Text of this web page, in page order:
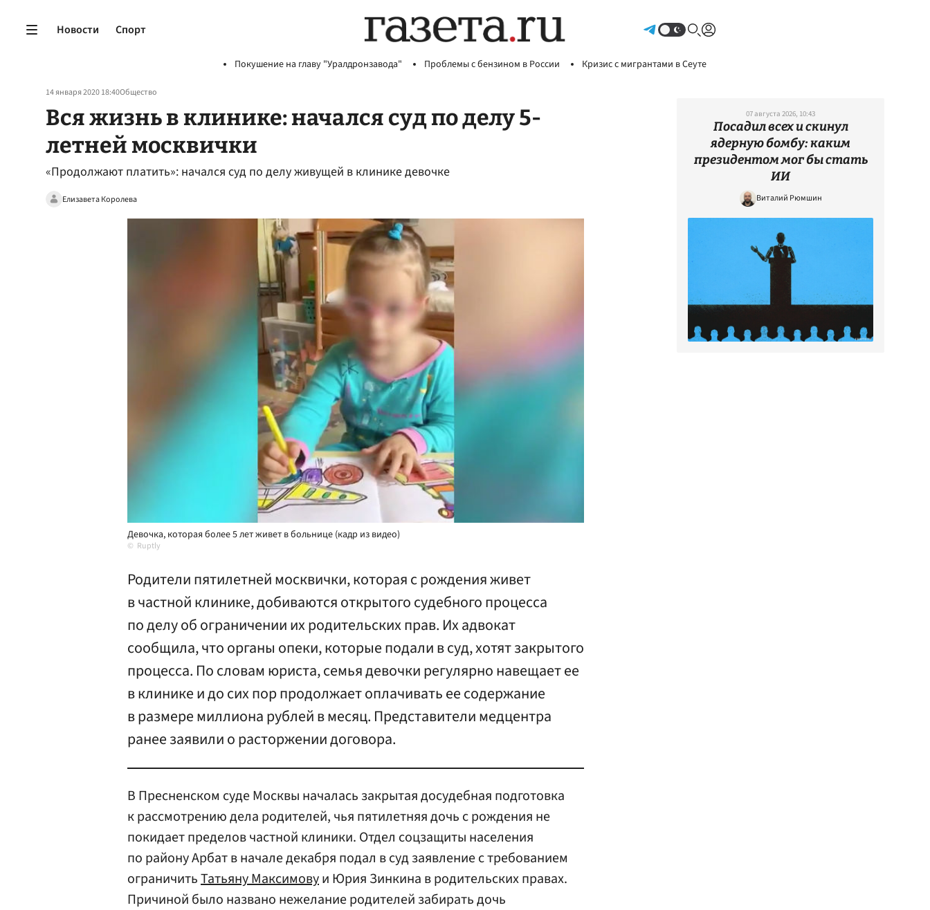
Новости Спорт
Покушение на главу "Уралдронзавода" Проблемы с бензином в России Кризис с мигрантами в Сеуте
14 января 2020 18:40Общество
Вся жизнь в клинике: начался суд по делу 5-
летней москвички
«Продолжают платить»: начался суд по делу живущей в клинике девочке
Елизавета Королева
Девочка, которая более 5 лет живет в больнице (кадр из видео)
Ruptly
Родители пятилетней москвички, которая с рождения живет
в частной клинике, добиваются открытого судебного процесса
по делу об ограничении их родительских прав. Их адвокат
сообщила, что органы опеки, которые подали в суд, хотят закрытого
процесса. По словам юриста, семья девочки регулярно навещает ее
в клинике и до сих пор продолжает оплачивать ее содержание
в размере миллиона рублей в месяц. Представители медцентра
ранее заявили о расторжении договора.
В Пресненском суде Москвы началась закрытая досудебная подготовка
к рассмотрению дела родителей, чья пятилетняя дочь с рождения не
покидает пределов частной клиники. Отдел соцзащиты населения
по району Арбат в начале декабря подал в суд заявление с требованием
ограничитьТатьяну Максимовуи Юрия Зинкина в родительских правах.
Причиной было названо нежелание родителей забирать дочь
07 августа 2026, 10:43
Посадил всех и скинул
ядерную бомбу: каким
президентом мог бы стать
ИИ
Виталий Рюмшин